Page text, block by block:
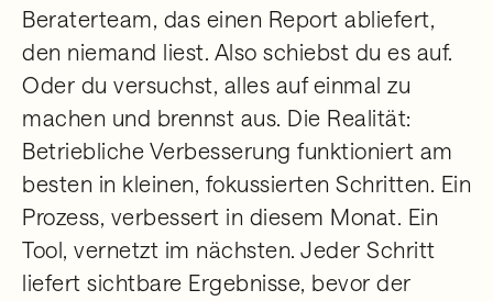
Beraterteam, das einen Report abliefert,
den niemand liest. Also schiebst du es auf.
Oder du versuchst, alles auf einmal zu
machen und brennst aus. Die Realität:
Betriebliche Verbesserung funktioniert am
besten in kleinen, fokussierten Schritten. Ein
Prozess, verbessert in diesem Monat. Ein
Tool, vernetzt im nächsten. Jeder Schritt
liefert sichtbare Ergebnisse, bevor der